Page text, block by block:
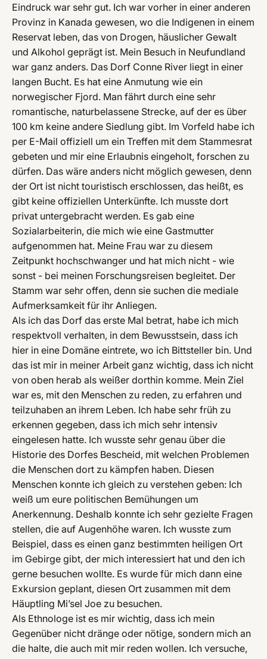
Eindruck war sehr gut. Ich war vorher in einer anderen
Provinz in Kanada gewesen, wo die Indigenen in einem
Reservat leben, das von Drogen, häuslicher Gewalt
und Alkohol geprägt ist. Mein Besuch in Neufundland
war ganz anders. Das Dorf Conne River liegt in einer
langen Bucht. Es hat eine Anmutung wie ein
norwegischer Fjord. Man fährt durch eine sehr
romantische, naturbelassene Strecke, auf der es über
100 km keine andere Siedlung gibt. Im Vorfeld habe ich
per E-Mail offiziell um ein Treffen mit dem Stammesrat
gebeten und mir eine Erlaubnis eingeholt, forschen zu
dürfen. Das wäre anders nicht möglich gewesen, denn
der Ort ist nicht touristisch erschlossen, das heißt, es
gibt keine offiziellen Unterkünfte. Ich musste dort
privat untergebracht werden. Es gab eine
Sozialarbeiterin, die mich wie eine Gastmutter
aufgenommen hat. Meine Frau war zu diesem
Zeitpunkt hochschwanger und hat mich nicht - wie
sonst - bei meinen Forschungsreisen begleitet. Der
Stamm war sehr offen, denn sie suchen die mediale
Aufmerksamkeit für ihr Anliegen.
Als ich das Dorf das erste Mal betrat, habe ich mich
respektvoll verhalten, in dem Bewusstsein, dass ich
hier in eine Domäne eintrete, wo ich Bittsteller bin. Und
das ist mir in meiner Arbeit ganz wichtig, dass ich nicht
von oben herab als weißer dorthin komme. Mein Ziel
war es, mit den Menschen zu reden, zu erfahren und
teilzuhaben an ihrem Leben. Ich habe sehr früh zu
erkennen gegeben, dass ich mich sehr intensiv
eingelesen hatte. Ich wusste sehr genau über die
Historie des Dorfes Bescheid, mit welchen Problemen
die Menschen dort zu kämpfen haben. Diesen
Menschen konnte ich gleich zu verstehen geben: Ich
weiß um eure politischen Bemühungen um
Anerkennung. Deshalb konnte ich sehr gezielte Fragen
stellen, die auf Augenhöhe waren. Ich wusste zum
Beispiel, dass es einen ganz bestimmten heiligen Ort
im Gebirge gibt, der mich interessiert hat und den ich
gerne besuchen wollte. Es wurde für mich dann eine
Exkursion geplant, diesen Ort zusammen mit dem
Häuptling Mi’sel Joe zu besuchen.
Als Ethnologe ist es mir wichtig, dass ich mein
Gegenüber nicht dränge oder nötige, sondern mich an
die halte, die auch mit mir reden wollen. Ich versuche,